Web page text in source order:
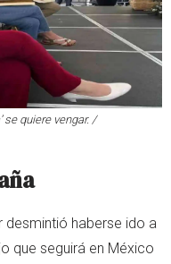
se quiere vengar. /
desmintió haberse ido a
que seguirá en México